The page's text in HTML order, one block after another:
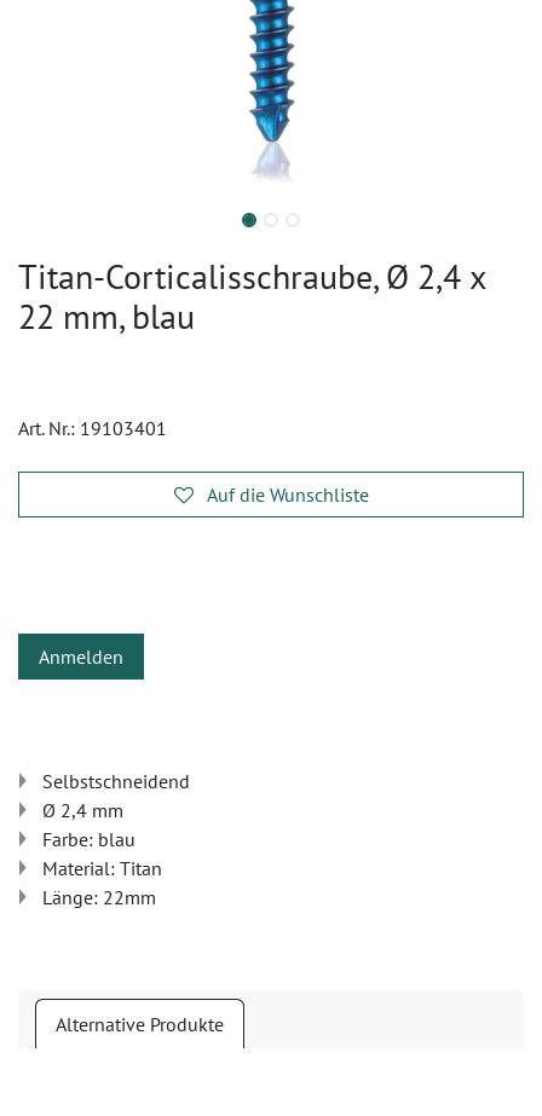
Titan-Corticalisschraube, Ø 2,4 x
22 mm, blau
Art. Nr.: 19103401
Auf die Wunschliste
Anmelden
Selbstschneidend
Ø 2,4 mm
Farbe: blau
Material: Titan
Länge: 22mm
Alternative Produkte